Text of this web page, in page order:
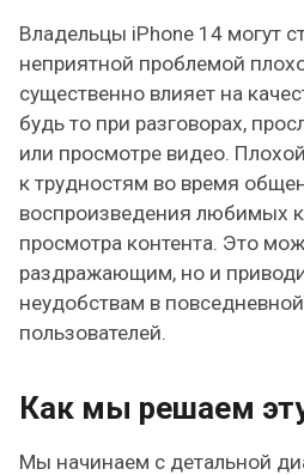
Владельцы iPhone 14 могут
неприятной проблемой
существенно влияет на
будь то при разговорах,
или просмотре видео.
к трудностям во время
воспроизведения любимых
просмотра контента. Это
раздражающим, но и
неудобствам в
пользователей.
Как мы решаем
Мы начинаем с детальной